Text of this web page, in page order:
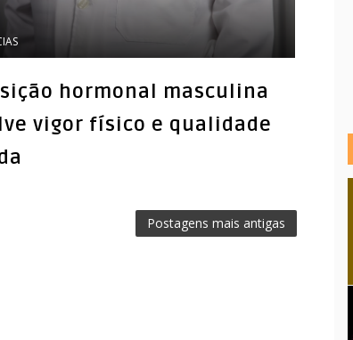
hormonal masculina
vigor físico e qualidade
Postagens mais antigas